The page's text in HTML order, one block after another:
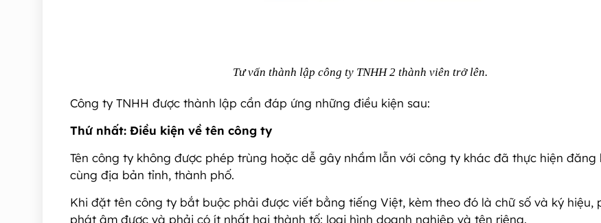
Tư vấn thành lập công ty TNHH 2 thành viên trở lên.
Công ty TNHH được thành lập cần đáp ứng những điều kiện sau:
Thứ nhất: Điều kiện về tên công ty
Tên công ty không được phép trùng hoặc dễ gây nhầm lẫn với công ty khác đã thực hiện đăng
cùng địa bản tỉnh, thành phố.
Khi đặt tên công ty bắt buộc phải được viết bằng tiếng Việt, kèm theo đó là chữ số và ký hiệu,
phát âm được và phải có ít nhất hai thành tố: loại hình doanh nghiệp và tên riêng.